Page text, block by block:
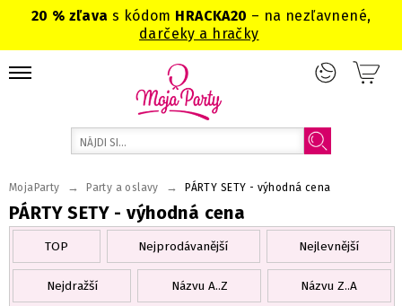
20 % zľavas kódom HRACKA20 – na nezľavnené,
darčeky a hračky
PÁRTY SETY - výhodná cena
MojaParty → Party a oslavy → PÁRTY SETY - výhodná cena
TOP Nejprodávanější Nejlevnější
Nejdražší Názvu A..Z
Názvu Z..A